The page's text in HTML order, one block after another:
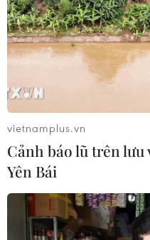
06/08/2026 08:25
HLV Kim Sang-sik:
hướng tới chiến thắng
đầu bảng'
Chủ tịch Liên đoàn
chịu sức ép chưa từng có
06/08/2026 04:12
vietnamplus.vn
Cảnh báo lũ trên lưu
Yên Bái